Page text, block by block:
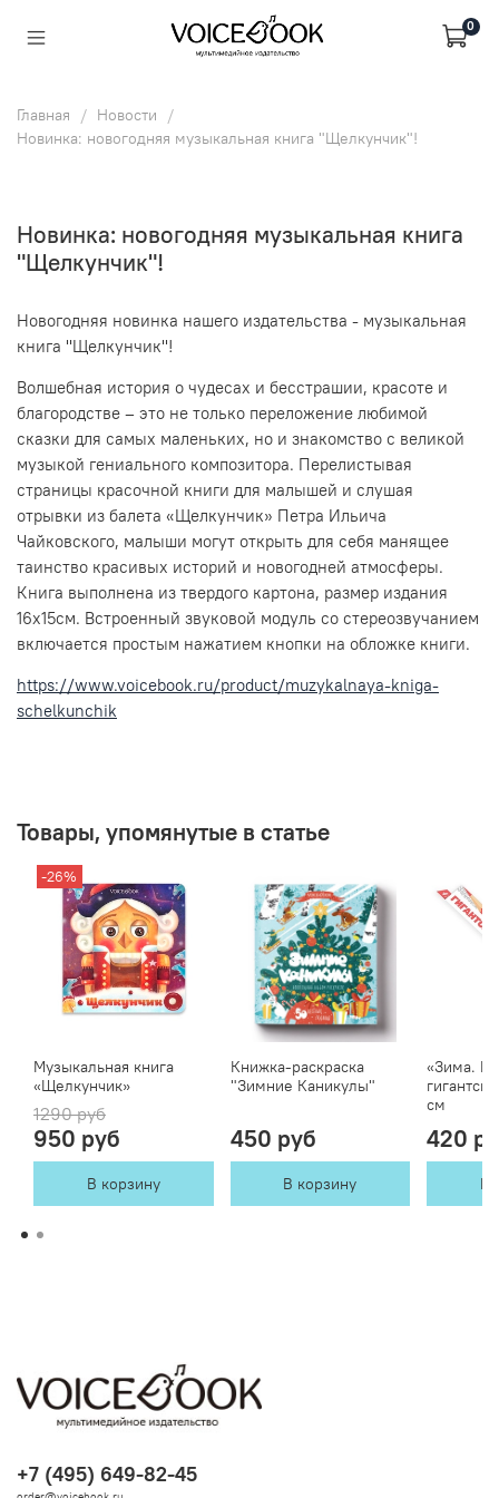
0
Главная
Новости
Новинка: новогодняя музыкальная книга "Щелкунчик"!
Новинка: новогодняя музыкальная книга
"Щелкунчик"!
Новогодняя новинка нашего издательства - музыкальная
книга "Щелкунчик"!
Волшебная история о чудесах и бесстрашии, красоте и
благородстве – это не только переложение любимой
сказки для самых маленьких, но и знакомство с великой
музыкой гениального композитора. Перелистывая
страницы красочной книги для малышей и слушая
отрывки из балета «Щелкунчик» Петра Ильича
Чайковского, малыши могут открыть для себя манящее
таинство красивых историй и новогодней атмосферы.
Книга выполнена из твердого картона, размер издания
16х15см. Встроенный звуковой модуль со стереозвучанием
включается простым нажатием кнопки на обложке книги.
https://www.voicebook.ru/product/muzykalnaya-kniga-
schelkunchik
Товары, упомянутые в статье
-26%
Музыкальная книга
«Щелкунчик»
1290 руб
950 руб
В корзину
Книжка-раскраска
"Зимние Каникулы"
450 руб
В корзину
«Зима.
см
420
В
+7 (495) 649-82-45